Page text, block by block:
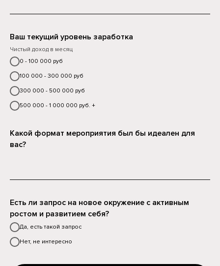
Ваш текущий уровень заработка
Чистый доход в месяц
0 - 100 000 руб
100 000 - 300 000 руб
300 000 - 500 000 руб
500 000 - 1 000 000 руб. +
Какой формат мероприятия был бы идеален для
вас?
Есть ли запрос на новое окружение с активным
ростом и развитием себя?
Да, есть такой запрос
Нет, не интересно